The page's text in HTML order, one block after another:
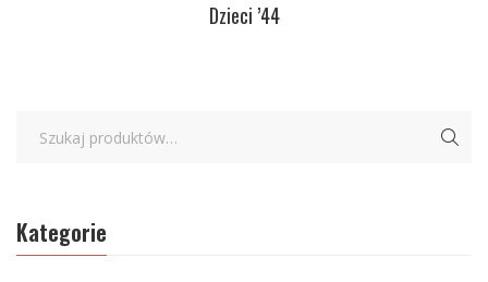
Dzieci ’44
Kategorie